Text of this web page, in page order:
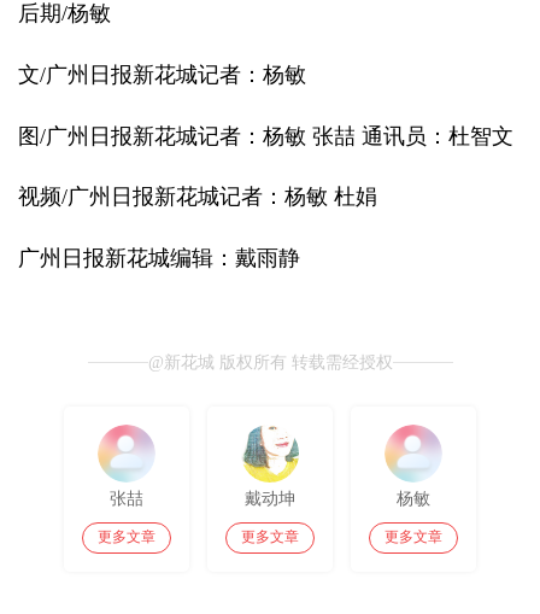
后期/杨敏
文/广州日报新花城记者：杨敏
图/广州日报新花城记者：杨敏 张喆 通讯员：杜智文
视频/广州日报新花城记者：杨敏 杜娟
广州日报新花城编辑：戴雨静
@新花城 版权所有 转载需经授权
张喆
更多文章
戴动坤
更多文章
杨敏
更多文章